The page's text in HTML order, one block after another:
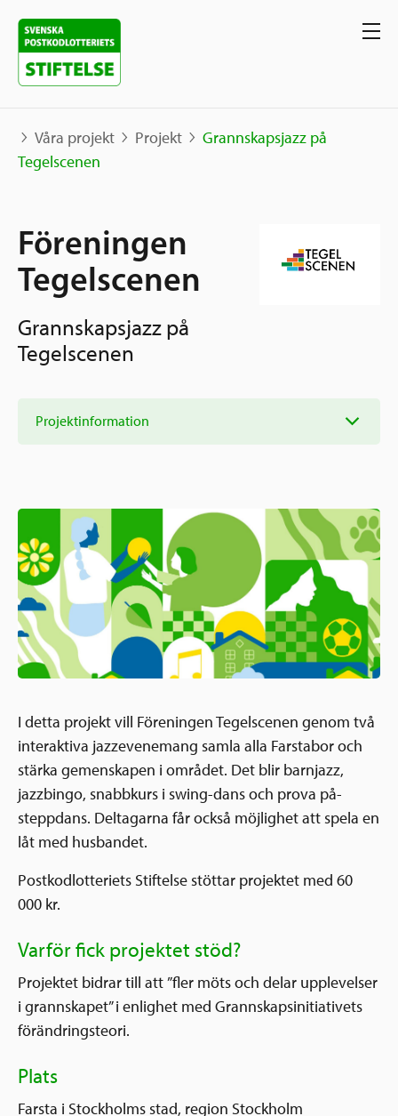
Projekt
Karta
Berättelser
Våra stöd
Grannskapsinitiativet
Utlysningar
Sök stöd
Rekommendationer
Sverige och övriga världen
Grannskapsinitiativet
Medarbetare & styrelse
Kontakt
Pressrum
Nyheter & kalenderhändelser
Postkodlotteriet
Våra projekt Projekt
Grannskapsjazz på
Tegelscenen
Föreningen
Tegelscenen
Grannskapsjazz på
Tegelscenen
Projektinformation
I detta projekt vill Föreningen Tegelscenen genom två
interaktiva jazzevenemang samla alla Farstabor och
stärka gemenskapen i området. Det blir barnjazz,
jazzbingo, snabbkurs i swing-dans och prova på-
steppdans. Deltagarna får också möjlighet att spela en
låt med husbandet.
Postkodlotteriets Stiftelse stöttar projektet med 60
000 kr.
Varför fick projektet stöd?
Projektet bidrar till att ”fler möts och delar upplevelser
i grannskapet” i enlighet med Grannskapsinitiativets
förändringsteori.
Plats
Farsta i Stockholms stad, region Stockholm